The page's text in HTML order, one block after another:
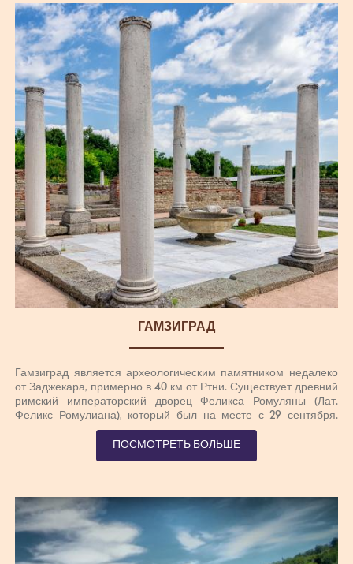
ГАМЗИГРАД
Гамзиград является археологическим памятником недалеко
от Заджекара, примерно в 40 км от Ртни. Существует древний
римский императорский дворец Феликса Ромуляны (Лат.
Феликс Ромулиана), который был на месте с 29 сентября.
Июнь 2007 года. внесен в Список всемирного наследия ООН.
Гамзиград является резиденцией римского императора Гая
Валерио Максимиан Галереи (Гаюс Валерий Максимиан
Ромуле. Будучи варваром, Ромула бежала с левого берега
Дуная в прио прибрежный хинг и вышла замуж за скотовода,
который позже даст ее сыну прозвище Арментарий (лат.
Арментарий – скотовод), который последует за ним, даже
когда станет императором. Гай Валерий построил
ПОСМОТРЕТЬ БОЛЬШЕ